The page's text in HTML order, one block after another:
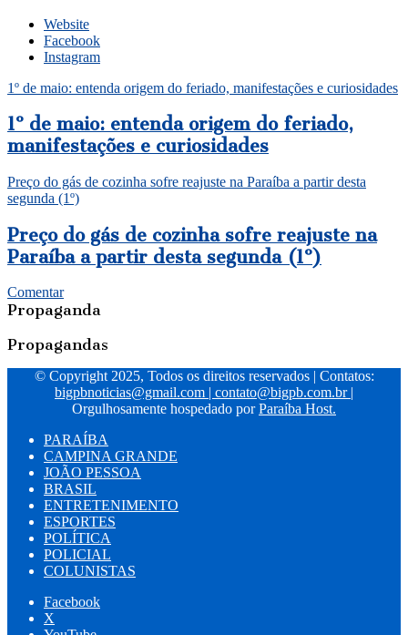
Website
Facebook
Instagram
1º de maio: entenda origem do feriado, manifestações e curiosidades
1º de maio: entenda origem do feriado,
manifestações e curiosidades
Preço do gás de cozinha sofre reajuste na Paraíba a partir desta
segunda (1º)
Preço do gás de cozinha sofre reajuste na
Paraíba a partir desta segunda (1º)
Comentar
Propaganda
Propagandas
© Copyright 2025, Todos os direitos reservados | Contatos:
bigpbnoticias@gmail.com
contato@bigpb.com.br
Orgulhosamente hospedado porParaíba Host.
PARAÍBA
CAMPINA GRANDE
JOÃO PESSOA
BRASIL
ENTRETENIMENTO
ESPORTES
POLÍTICA
POLICIAL
COLUNISTAS
Facebook
X